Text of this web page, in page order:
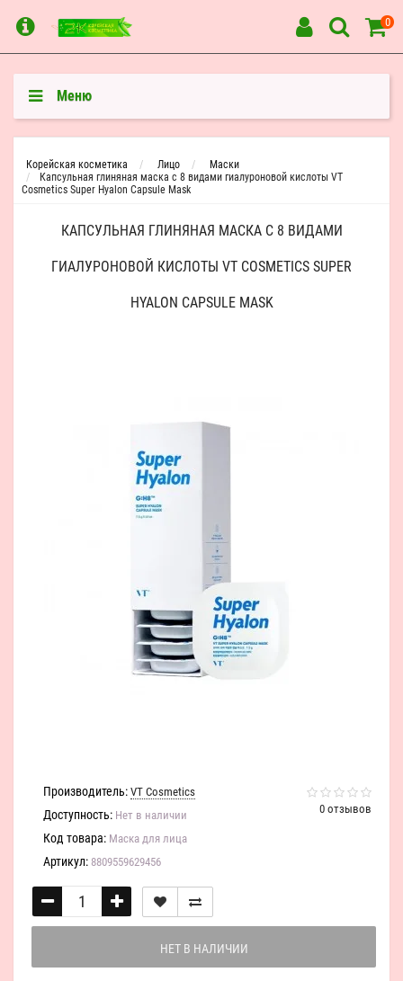
0
Меню
Корейская косметика Лицо
Маски
Капсульная глиняная маска с 8 видами гиалуроновой кислоты VT
Cosmetics Super Hyalon Capsule Mask
КАПСУЛЬНАЯ ГЛИНЯНАЯ МАСКА С 8 ВИДАМИ
ГИАЛУРОНОВОЙ КИСЛОТЫ VT COSMETICS SUPER
HYALON CAPSULE MASK
0 отзывов
Производитель: VT Cosmetics
Доступность: Нет в наличии
Код товара: Маска для лица
Артикул: 8809559629456
НЕТ В НАЛИЧИИ